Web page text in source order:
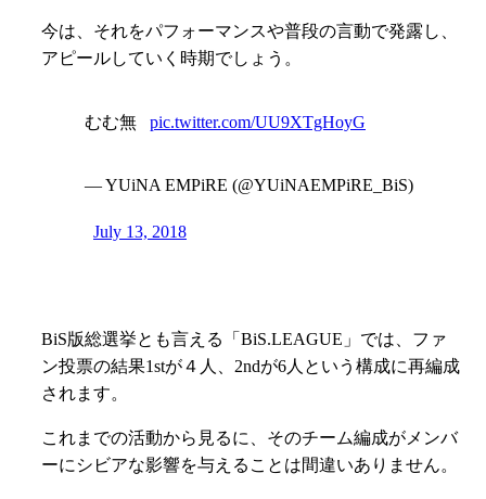
今は、それをパフォーマンスや普段の言動で発露し、
アピールしていく時期でしょう。
むむ無 pic.twitter.com/UU9XTgHoyG
— YUiNA EMPiRE (@YUiNAEMPiRE_BiS)
July 13, 2018
BiS版総選挙とも言える「BiS.LEAGUE」では、ファ
ン投票の結果1stが４人、2ndが6人という構成に再編成
されます。
これまでの活動から見るに、そのチーム編成がメンバ
ーにシビアな影響を与えることは間違いありません。